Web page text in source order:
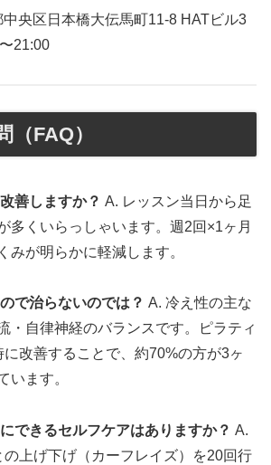
央区日本橋大伝馬町11-8 HATビル3
21:00
（FAQ）
善しますか？ A. レッスン当日から足
多くいらっしゃいます。週2回×1ヶ月
みが明らかに軽減します。
で治らないのでは？ A. 冷え性の主な
・自律神経のバランスです。ピラティ
改善することで、約70%の方が3ヶ
います。
できるセルフケアはありますか？ A.
上げ下げ（カーフレイズ）を20回行